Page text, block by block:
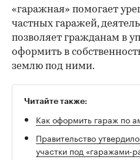
«гаражная» помогает
частных гаражей,
позволяет гражданам в
оформить в
землю под ними.
Читайте также:
Как оформить гараж по
Правительство
участки под «гаражами-